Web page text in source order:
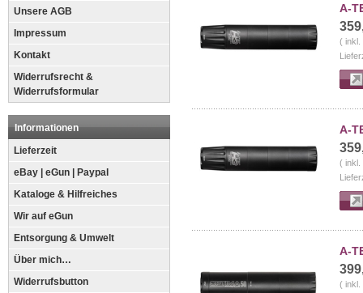
Unsere AGB
Impressum
Kontakt
Widerrufsrecht &
Widerrufsformular
Informationen
Lieferzeit
eBay | eGun | Paypal
Kataloge & Hilfreiches
Wir auf eGun
Entsorgung & Umwelt
Über mich…
Widerrufsbutton
A-
( inkl.
A-
( inkl.
A-
( inkl.